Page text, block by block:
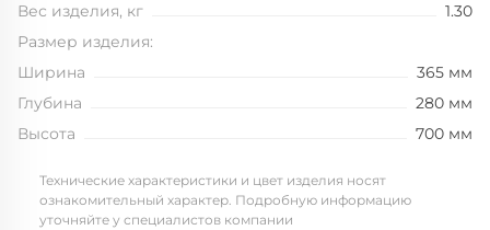
Вес изделия, кг
1.30
Размер изделия:
Ширина
365 мм
Глубина
280 мм
Высота
700 мм
Технические характеристики и цвет изделия носят
ознакомительный характер. Подробную информацию
уточняйте у специалистов компании